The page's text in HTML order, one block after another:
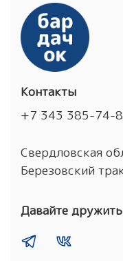
Контакты
+7 343 385-74-
Свердловская
Березовский
Давайте дружить